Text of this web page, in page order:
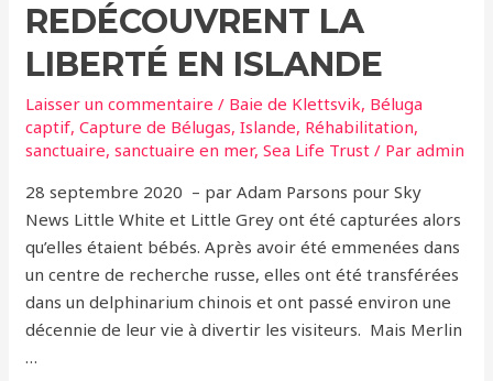
REDÉCOUVRENT LA
LIBERTÉ EN ISLANDE
Laisser un commentaire / Baie de Klettsvik, Béluga
captif,Capture de Bélugas,Islande, Réhabilitation,
sanctuaire,sanctuaire en mer,Sea Life Trust / Paradmin
28 septembre 2020 – par Adam Parsons pour Sky
News Little White et Little Grey ont été capturées alors
qu’elles étaient bébés. Après avoir été emmenées dans
un centre de recherche russe, elles ont été transférées
dans un delphinarium chinois et ont passé environ une
décennie de leur vie à divertir les visiteurs. Mais Merlin
…